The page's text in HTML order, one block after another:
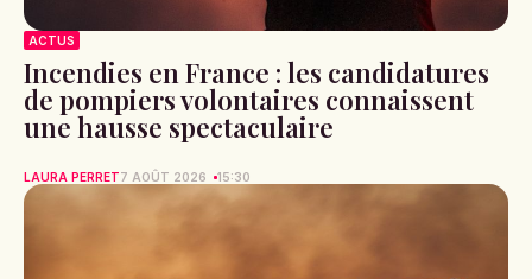
ACTUS
Incendies en France : les candidatures
de pompiers volontaires connaissent
une hausse spectaculaire
LAURA PERRET7 AOÛT 2026 15:30